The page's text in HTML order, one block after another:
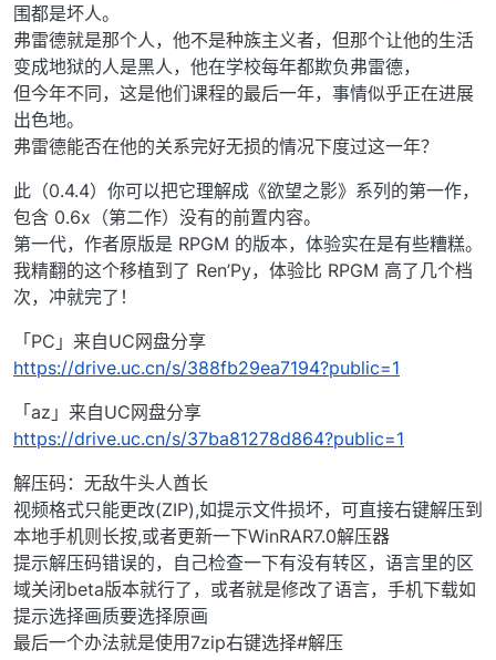
围都是坏人。
弗雷德就是那个人，他不是种族主义者，但那个让他的生活
变成地狱的人是黑人，他在学校每年都欺负弗雷德，
但今年不同，这是他们课程的最后一年，事情似乎正在进展
出色地。
弗雷德能否在他的关系完好无损的情况下度过这一年？
此（0.4.4）你可以把它理解成《欲望之影》系列的第一作，
包含 0.6x（第二作）没有的前置内容。
第一代，作者原版是 RPGM 的版本，体验实在是有些糟糕。
我精翻的这个移植到了 Ren’Py，体验比 RPGM 高了几个档
次，冲就完了！
「PC」来自UC网盘分享
https://drive.uc.cn/s/388fb29ea7194?public=1
「az」来自UC网盘分享
https://drive.uc.cn/s/37ba81278d864?public=1
解压码：无敌牛头人酋长
视频格式只能更改(ZIP),如提示文件损坏，可直接右键解压到
本地手机则长按,或者更新一下WinRAR7.0解压器
提示解压码错误的，自己检查一下有没有转区，语言里的区
域关闭beta版本就行了，或者就是修改了语言，手机下载如
提示选择画质要选择原画
最后一个办法就是使用7zip右键选择#解压